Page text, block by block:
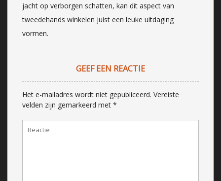
jacht op verborgen schatten, kan dit aspect van
tweedehands winkelen juist een leuke uitdaging
vormen.
GEEF EEN REACTIE
Het e-mailadres wordt niet gepubliceerd. Vereiste
velden zijn gemarkeerd met *